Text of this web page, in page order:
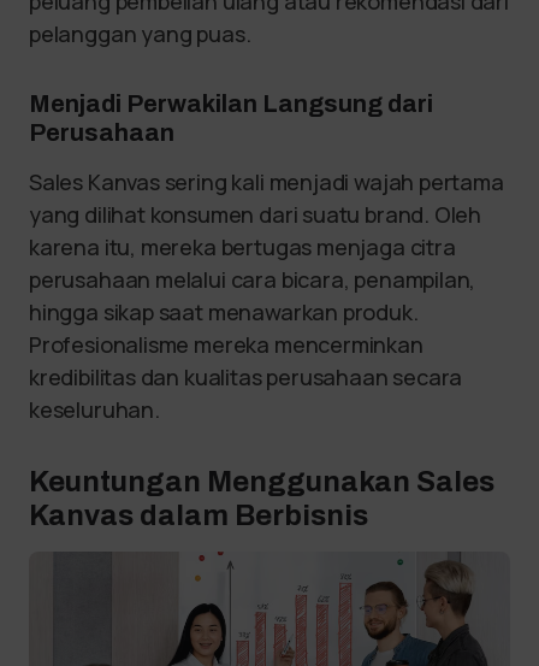
pelanggan yang puas.
Menjadi Perwakilan Langsung dari
Perusahaan
Sales Kanvas sering kali menjadi wajah pertama
yang dilihat konsumen dari suatu brand. Oleh
karena itu, mereka bertugas menjaga citra
perusahaan melalui cara bicara, penampilan,
hingga sikap saat menawarkan produk.
Profesionalisme mereka mencerminkan
kredibilitas dan kualitas perusahaan secara
keseluruhan.
Keuntungan Menggunakan Sales
Kanvas dalam Berbisnis